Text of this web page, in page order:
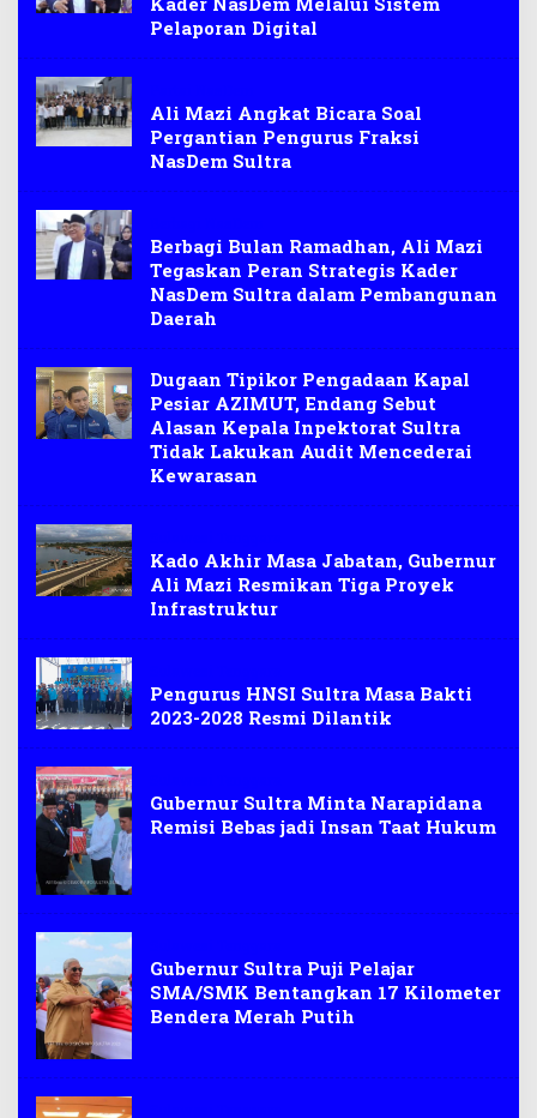
Pelaporan Digital
Ali Mazi Angkat Bicara Soal
Pergantian Pengurus Fraksi
NasDem Sultra
Berbagi Bulan Ramadhan, Ali Mazi
Tegaskan Peran Strategis Kader
NasDem Sultra dalam Pembangunan
Daerah
Dugaan Tipikor Pengadaan Kapal
Pesiar AZIMUT, Endang Sebut
Alasan Kepala Inpektorat Sultra
Tidak Lakukan Audit Mencederai
Kewarasan
Kado Akhir Masa Jabatan, Gubernur
Ali Mazi Resmikan Tiga Proyek
Infrastruktur
Pengurus HNSI Sultra Masa Bakti
2023-2028 Resmi Dilantik
Gubernur Sultra Minta Narapidana
Remisi Bebas jadi Insan Taat Hukum
Gubernur Sultra Puji Pelajar
SMA/SMK Bentangkan 17 Kilometer
Bendera Merah Putih